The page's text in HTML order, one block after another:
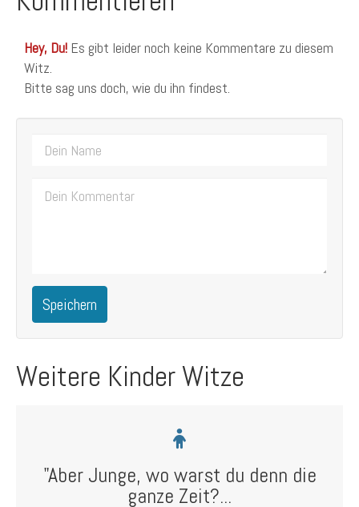
Hey, Du! Es gibt leider noch keine Kommentare zu diesem
Witz.
Bitte sag uns doch, wie du ihn findest.
Speichern
Weitere Kinder Witze
"Aber Junge, wo warst du denn die
ganze Zeit?...